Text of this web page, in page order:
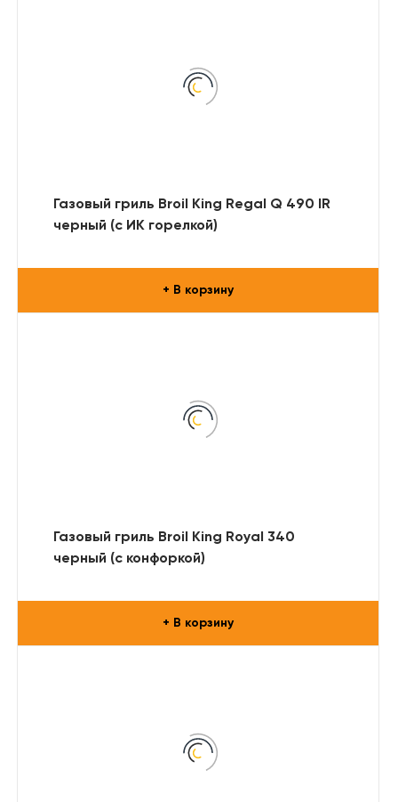
Газовый гриль Broil King Regal Q 490 IR
черный (с ИК горелкой)
+ В корзину
Газовый гриль Broil King Royal 340
черный (с конфоркой)
+ В корзину